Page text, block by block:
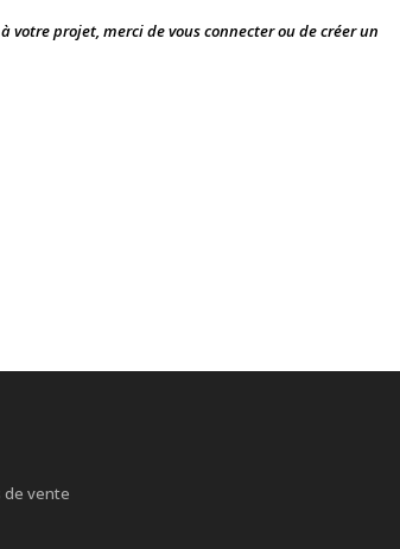
votre projet, merci de vous connecter ou de créer un
de vente